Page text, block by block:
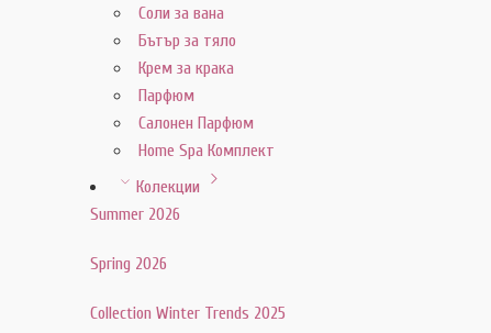
Соли за вана
Бътър за тяло
Крем за крака
Парфюм
Салонен Парфюм
Home Spa Комплект
Колекции
Summer 2026
Spring 2026
Collection Winter Trends 2025